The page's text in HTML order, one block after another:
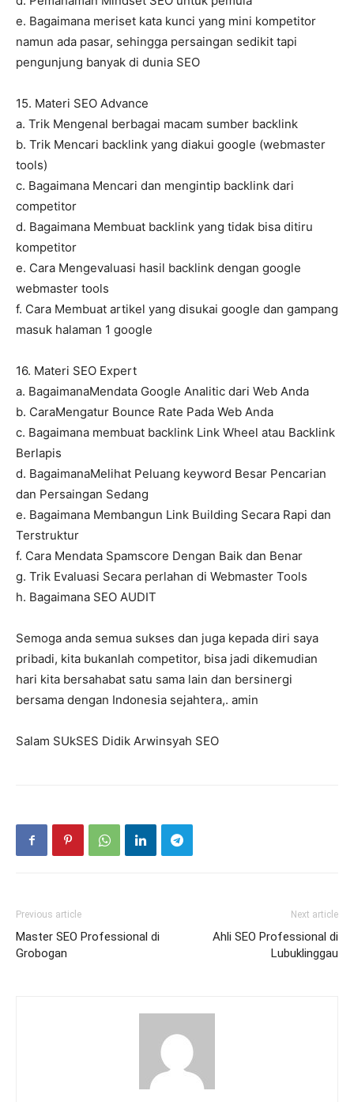
e. Bagaimana meriset kata kunci yang mini kompetitor
namun ada pasar, sehingga persaingan sedikit tapi
pengunjung banyak di dunia SEO
15. Materi SEO Advance
a. Trik Mengenal berbagai macam sumber backlink
b. Trik Mencari backlink yang diakui google (webmaster
tools)
c. Bagaimana Mencari dan mengintip backlink dari
competitor
d. Bagaimana Membuat backlink yang tidak bisa ditiru
kompetitor
e. Cara Mengevaluasi hasil backlink dengan google
webmaster tools
f. Cara Membuat artikel yang disukai google dan gampang
masuk halaman 1 google
16. Materi SEO Expert
a. BagaimanaMendata Google Analitic dari Web Anda
b. CaraMengatur Bounce Rate Pada Web Anda
c. Bagaimana membuat backlink Link Wheel atau Backlink
Berlapis
d. BagaimanaMelihat Peluang keyword Besar Pencarian
dan Persaingan Sedang
e. Bagaimana Membangun Link Building Secara Rapi dan
Terstruktur
f. Cara Mendata Spamscore Dengan Baik dan Benar
g. Trik Evaluasi Secara perlahan di Webmaster Tools
h. Bagaimana SEO AUDIT
Semoga anda semua sukses dan juga kepada diri saya
pribadi, kita bukanlah competitor, bisa jadi dikemudian
hari kita bersahabat satu sama lain dan bersinergi
bersama dengan Indonesia sejahtera,. amin
Salam SUkSES Didik Arwinsyah SEO
Previous article
Master SEO Professional di
Grobogan
Next article
Ahli SEO Professional di
Lubuklinggau